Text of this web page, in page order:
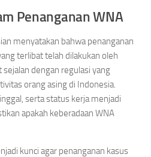
Penanganan WNA
menyatakan bahwa penanganan
terlibat telah dilakukan oleh
dengan regulasi yang
orang asing di Indonesia.
serta status kerja menjadi
apakah keberadaan WNA
kunci agar penanganan kasus